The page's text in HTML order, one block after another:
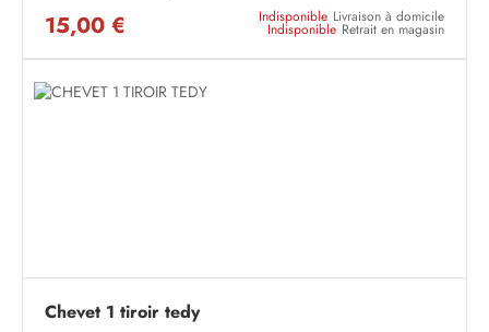
15,00 € Indisponible Livraison à domicile
Indisponible Retrait en magasin
Chevet 1 tiroir tedy